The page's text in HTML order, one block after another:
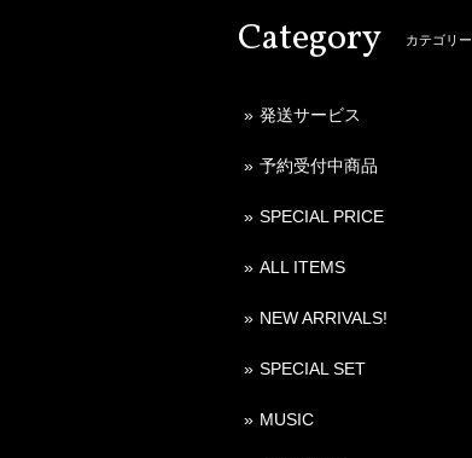
Category カテゴリー
発送サービス
予約受付中商品
SPECIAL PRICE
ALL ITEMS
NEW ARRIVALS!
SPECIAL SET
MUSIC